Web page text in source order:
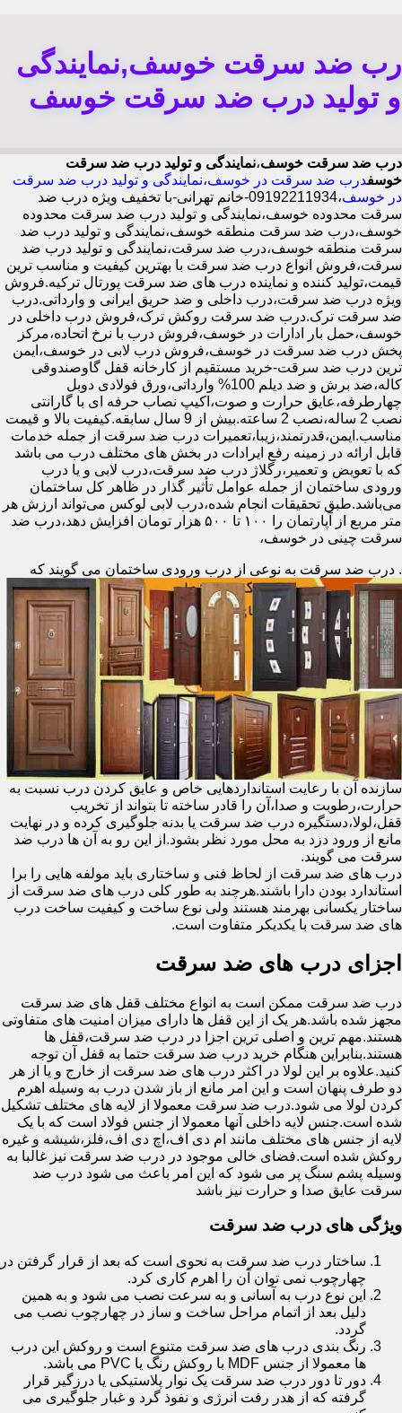
ضد سرقت خوسف,نمایندگی
و تولید درب ضد سرقت خوسف
درب ضد سرقت خوسف،نمایندگی و تولید درب ضد سرقت
خوسفدرب ضد سرقت در خوسف،نمایندگی و تولید درب ضد سرقت
در خوسف
،09192211934-خانم تهرانی-با تخفیف ویژه درب ضد
سرقت محدوده خوسف،نمایندگی و تولید درب ضد سرقت محدوده
خوسف،درب ضد سرقت منطقه خوسف،نمایندگی و تولید درب ضد
سرقت منطقه خوسف،درب ضد سرقت،نمایندگی و تولید درب ضد
سرقت،فروش انواع درب ضد سرقت با بهترین کیفیت و مناسب ترین
قیمت،تولید کننده و نماینده درب های ضد سرقت پورتال ترکیه.فروش
ویژه درب ضد سرقت،درب داخلی و ضد حریق ایرانی و وارداتی.درب
ضد سرقت ترک.درب ضد سرقت روکش ترک،فروش درب داخلی در
خوسف،حمل بار ادارات در خوسف،فروش درب با نرخ اتحاده،مرکز
پخش درب ضد سرقت در خوسف،فروش درب لابی در خوسف،ایمن
ترین درب ضد سرقت-خرید مستقیم از کارخانه قفل گاوصندوقی
کاله،ضد برش و ضد دیلم 100% وارداتی،ورق فولادی دوبل
چهارطرفه،عایق حرارت و صوت،اکیپ نصاب حرفه ای با گارانتی
نصب 2 ساله،نصب 2 ساعته.بیش از 9 سال سابقه.کیفیت بالا و قیمت
مناسب.ایمن،قدرتمند،زیبا،تعمیرات درب ضد سرقت از جمله خدمات
قابل ارائه در زمینه رفع ایرادات در بخش های مختلف درب می باشد
که با تعویض و تعمیر،رگلاژ درب ضد سرقت،درب لابی و یا درب
ورودی ساختمان از جمله عوامل تأثیر گذار در ظاهر کل ساختمان
می‌باشد.طبق تحقیقات انجام شده،درب لابی لوکس می‌تواند ارزش هر
متر مربع از آپارتمان را ۱۰۰ تا ۵۰۰ هزار تومان افزایش دهد،درب ضد
سرقت چینی در خوسف،
. درب ضد سرقت به نوعی از درب ورودی ساختمان می گویند که
سازنده آن با رعایت استانداردهایی خاص و عایق کردن درب نسبت به
حرارت،رطوبت و صدا،آن را قادر ساخته تا بتواند از تخریب
قفل،لولا،دستگیره درب ضد سرقت یا بدنه جلوگیری کرده و در نهایت
مانع از ورود دزد به محل مورد نظر بشود.از این رو به آن ها درب ضد
سرقت می گویند.
درب های ضد سرقت از لحاظ فنی و ساختاری باید مولفه هایی را برا
استاندارد بودن دارا باشند.هرچند به طور کلی درب های ضد سرقت از
ساختار یکسانی بهرمند هستند ولی نوع ساخت و کیفیت ساخت درب
های ضد سرقت با یکدیکر متفاوت است.
اجزای درب های ضد سرقت
درب ضد سرقت ممکن است به انواع مختلف قفل های ضد سرقت
مجهز شده باشد.هر یک از این قفل ها دارای میزان امنیت های متفاوتی
هستند.مهم ترین و اصلی ترین اجزا در درب ضد سرقت،قفل ها
هستند.بنابراین هنگام خرید درب ضد سرقت حتما به قفل آن توجه
کنید.علاوه بر این لولا در اکثر درب های ضد سرقت از خارج و یا از هر
دو طرف پنهان است و این امر مانع از باز شدن درب به وسیله اهرم
کردن لولا می شود.درب ضد سرقت معمولا از لایه های مختلف تشکیل
شده است.جنس لایه داخلی آنها معمولا از جنس فولاد است که با یک
لایه از جنس های مختلف مانند ام دی اف،اچ دی اف،فلز،شیشه و غیره
روکش شده است.فضای خالی موجود در درب ضد سرقت نیز غالبا به
وسیله پشم سنگ پر می شود که این امر باعث می شود درب ضد
سرقت عایق صدا و حرارت نیز باشد
ویژگی های درب ضد سرقت
ساختار درب ضد سرقت به نحوی است که بعد از قرار گرفتن در
چهارچوب نمی توان آن را اهرم کاری کرد.
این نوع درب به آسانی و به سرعت نصب می شود و به همین
دلیل بعد از اتمام مراحل ساخت و ساز در چهارچوب نصب می
گردد.
رنگ بندی درب های ضد سرقت متنوع است و روکش این درب
ها معمولا از جنس MDF با روکش رنگ یا PVC می باشد.
دور تا دور درب ضد سرقت یک نوار پلاستیکی یا درزگیر قرار
گرفته که از هدر رفت انرژی و نفوذ گرد و غبار جلوگیری می